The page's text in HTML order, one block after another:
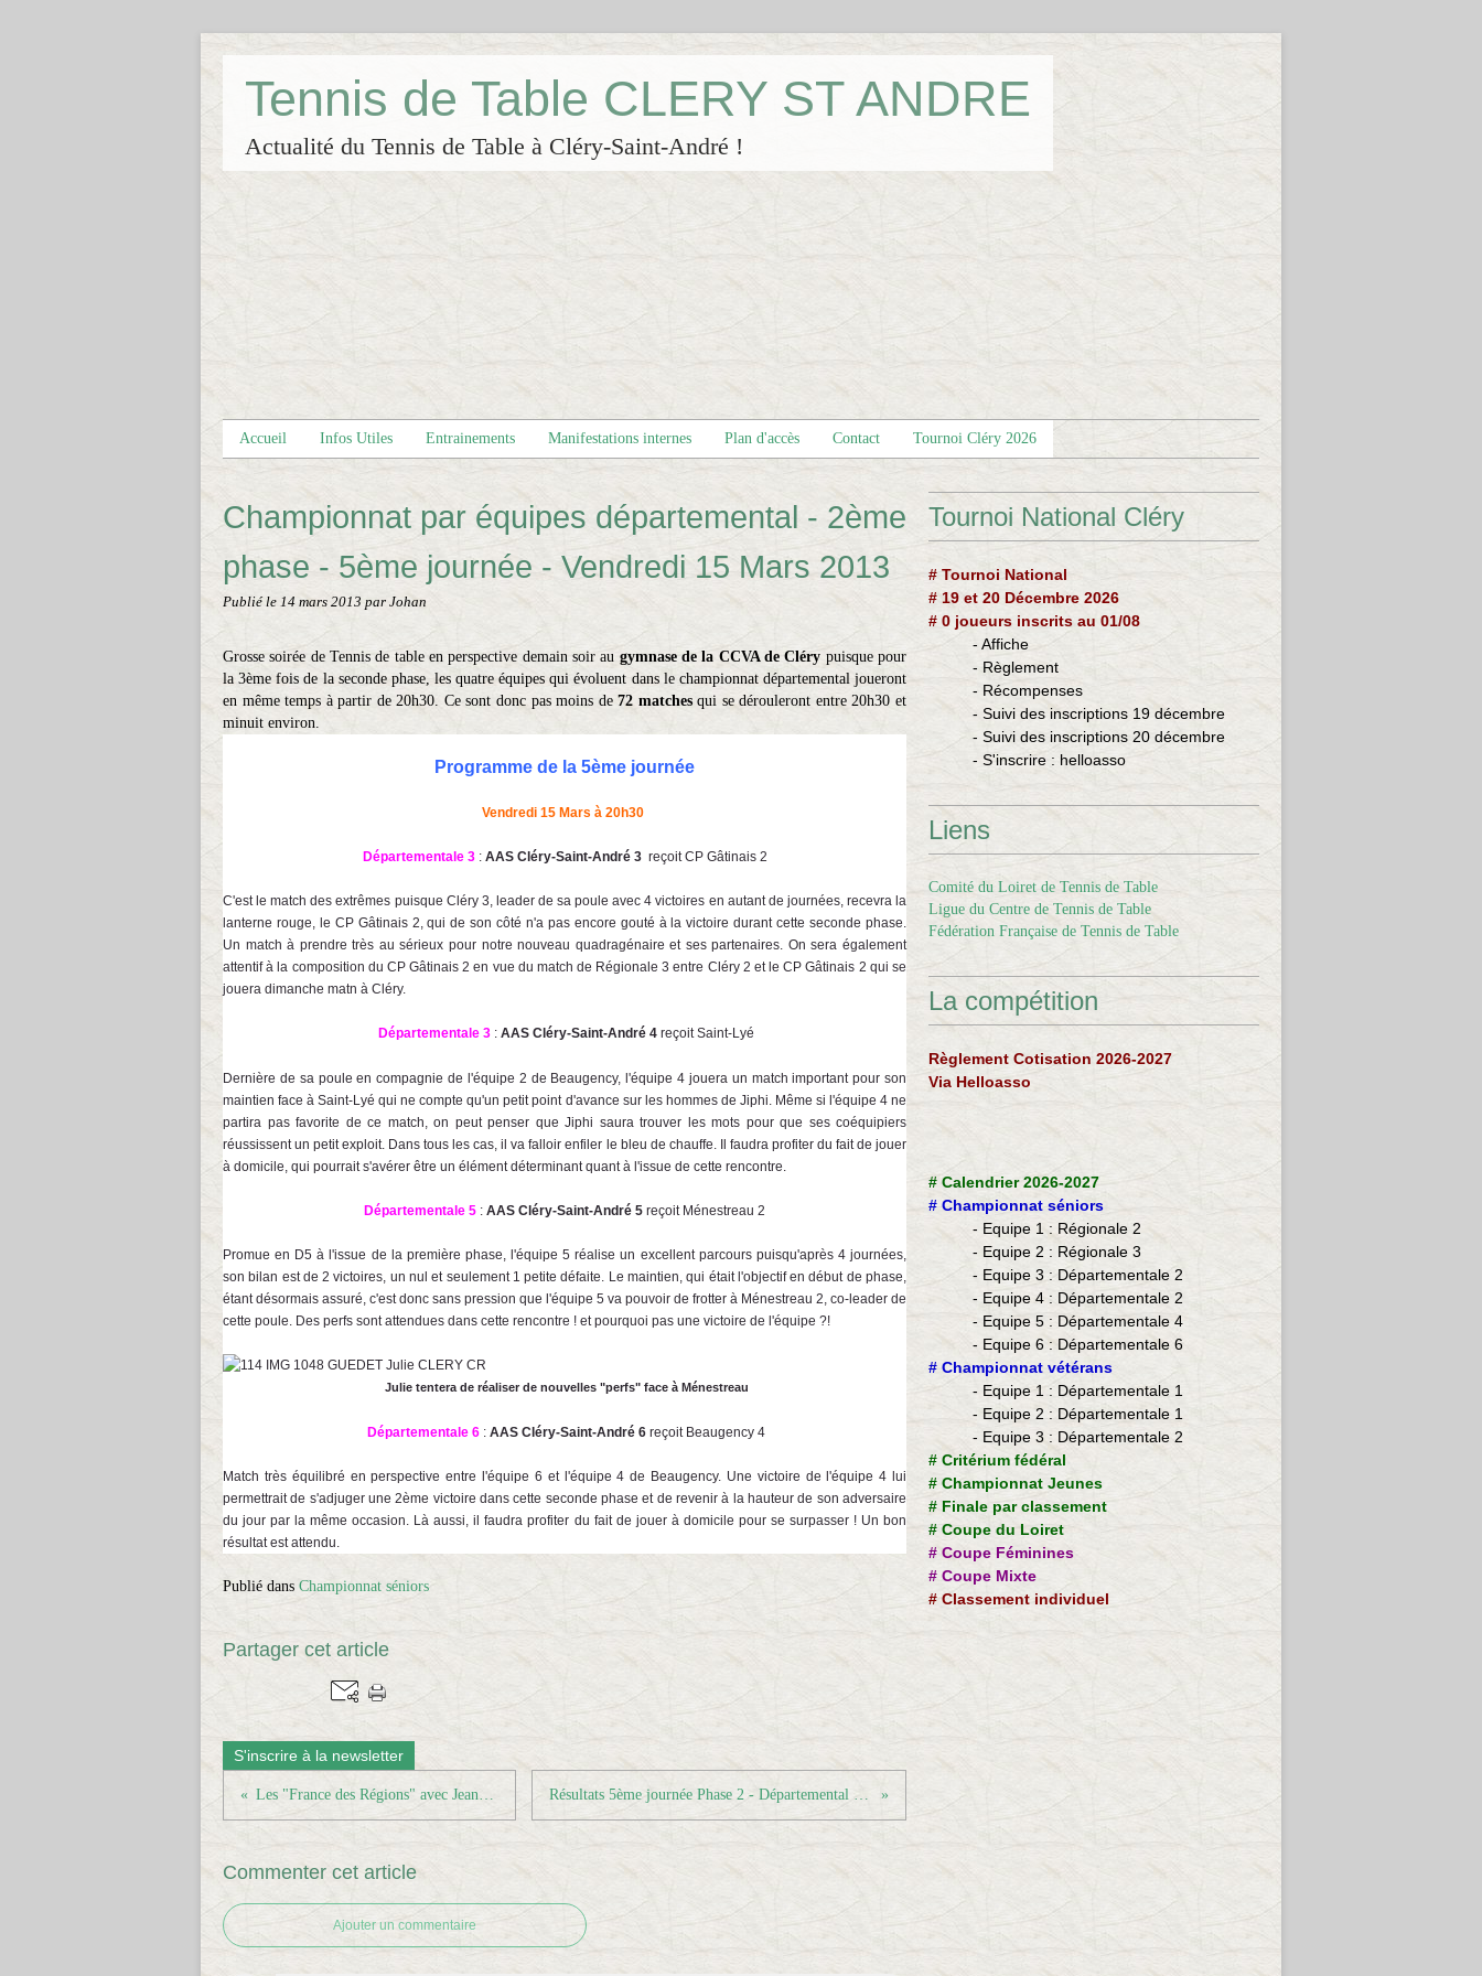
Tennis de Table CLERY ST ANDRE
Actualité du Tennis de Table à Cléry-Saint-André !
Accueil Infos Utiles Entrainements Manifestations internes Plan d'accès Contact Tournoi Cléry 2026
Championnat par équipes départemental - 2ème
phase - 5ème journée - Vendredi 15 Mars 2013
Publié le 14 mars 2013 par Johan
Grosse soirée de Tennis de table en perspective demain soir au gymnase de la CCVA de Cléry puisque pour
la 3ème fois de la seconde phase, les quatre équipes qui évoluent dans le championnat départemental joueront
en même temps à partir de 20h30. Ce sont donc pas moins de72 matchesqui se dérouleront entre 20h30 et
minuit environ.
Programme de la 5ème journée
Vendredi 15 Mars à 20h30
Départementale 3: AAS Cléry-Saint-André 3 reçoit CP Gâtinais 2
C'est le match des extrêmes puisque Cléry 3, leader de sa poule avec 4 victoires en autant de journées, recevra la
lanterne rouge, le CP Gâtinais 2, qui de son côté n'a pas encore gouté à la victoire durant cette seconde phase.
Un match à prendre très au sérieux pour notre nouveau quadragénaire et ses partenaires. On sera également
attentif à la composition du CP Gâtinais 2 en vue du match de Régionale 3 entre Cléry 2 et le CP Gâtinais 2 qui se
jouera dimanche matn à Cléry.
Départementale 3 : AAS Cléry-Saint-André 4 reçoit Saint-Lyé
Dernière de sa poule en compagnie de l'équipe 2 de Beaugency, l'équipe 4 jouera un match important pour son
maintien face à Saint-Lyé qui ne compte qu'un petit point d'avance sur les hommes de Jiphi. Même si l'équipe 4 ne
partira pas favorite de ce match, on peut penser que Jiphi saura trouver les mots pour que ses coéquipiers
réussissent un petit exploit. Dans tous les cas, il va falloir enfiler le bleu de chauffe. Il faudra profiter du fait de jouer
à domicile, qui pourrait s'avérer être un élément déterminant quant à l'issue de cette rencontre.
Départementale 5 : AAS Cléry-Saint-André 5 reçoit Ménestreau 2
Promue en D5 à l'issue de la première phase, l'équipe 5 réalise un excellent parcours puisqu'après 4 journées,
son bilan est de 2 victoires, un nul et seulement 1 petite défaite. Le maintien, qui était l'objectif en début de phase,
étant désormais assuré, c'est donc sans pression que l'équipe 5 va pouvoir de frotter à Ménestreau 2, co-leader de
cette poule. Des perfs sont attendues dans cette rencontre ! et pourquoi pas une victoire de l'équipe ?!
Julie tentera de réaliser de nouvelles "perfs" face à Ménestreau
Départementale 6: AAS Cléry-Saint-André 6reçoit Beaugency 4
Match très équilibré en perspective entre l'équipe 6 et l'équipe 4 de Beaugency. Une victoire de l'équipe 4 lui
permettrait de s'adjuger une 2ème victoire dans cette seconde phase et de revenir à la hauteur de son adversaire
du jour par la même occasion. Là aussi, il faudra profiter du fait de jouer à domicile pour se surpasser ! Un bon
résultat est attendu.
Publié dans Championnat séniors
Partager cet article
S'inscrire à la newsletter
Les "France des Régions" avec Jean-Denis Résultats 5ème journée Phase 2 - Départemental Séniors
Commenter cet article
Ajouter un commentaire
Tournoi National Cléry
# Tournoi National
# 19 et 20 Décembre 2026
# 0 joueurs inscrits au 01/08
- Affiche
- Règlement
- Récompenses
- Suivi des inscriptions 19 décembre
- Suivi des inscriptions 20 décembre
- S'inscrire : helloasso
Liens
Comité du Loiret de Tennis de Table
Ligue du Centre de Tennis de Table
Fédération Française de Tennis de Table
La compétition
Règlement Cotisation 2026-2027
Via Helloasso
# Calendrier 2026-2027
# Championnat séniors
- Equipe 1 : Régionale 2
- Equipe 2 : Régionale 3
- Equipe 3 : Départementale 2
- Equipe 4 : Départementale 2
- Equipe 5 : Départementale 4
- Equipe 6 : Départementale 6
​# Championnat vétérans
- ​Equipe 1 : Départementale 1
- Equipe 2 : Départementale 1
- Equipe 3 : Départementale 2
# Critérium fédéral
# Championnat Jeunes
# Finale par classement
# Coupe du Loiret
# Coupe Féminines
# Coupe Mixte
#Classement individuel